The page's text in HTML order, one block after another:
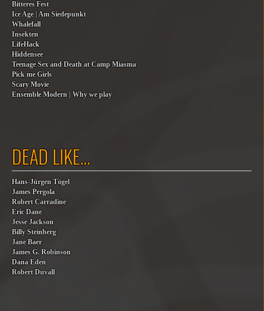
Bitteres Fest
Ice Age | Am Siedepunkt
Whalefall
Insekten
LifeHack
Hiddensee
Teenage Sex and Death at Camp Miasma
Pick me Girls
Scary Movie
Ensemble Modern | Why we play
DEAD LIKE…
Hans-Jürgen Tögel
James Pergola
Robert Carradine
Eric Dane
Jesse Jackson
Billy Steinberg
Jane Baer
James G. Robinson
Dana Eden
Robert Duvall